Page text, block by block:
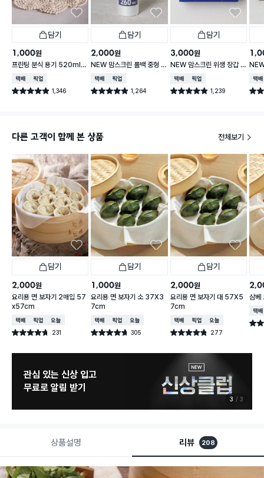
담기
1,000원
프린팅 분식 용기 520ml 1
8개입
택배배송매장픽업
별점 4.9점 1,346
건 작성
담기
2,000원
NEW 맘스크린 롤백 중형 2
60매입
택배배송매장픽업
별점 4.9점 1,264
건 작성
담기
3,000원
NEW 맘스크린 위생 장갑 3
00매입
택배배송매장픽업
별점 4.9점 1,239
건 작성
택배
별점
다른 고객이 함께 본 상품 전체보기
담기
2,000원
요리용 면 보자기 2매입 57
x57cm
택배배송매장픽업오늘배송
별점 4.7점 231
건 작성
담기
1,000원
요리용 면 보자기 소 37X3
7cm
택배배송매장픽업오늘배송
별점 4.7점 305
건 작성
담기
2,000원
요리용 면 보자기 대 57X5
7cm
택배배송매장픽업오늘배송
별점 4.8점 277
건 작성
삼
택배
별점
관심 있는 신상 입고
무료로 알림 받기
3 3
상품설명 리뷰 208